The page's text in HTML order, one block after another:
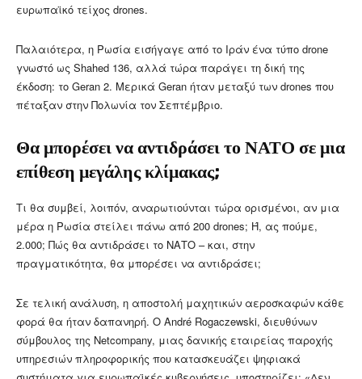
ευρωπαϊκό τείχος drones.
Παλαιότερα, η Ρωσία εισήγαγε από το Ιράν ένα τύπο drone
γνωστό ως Shahed 136, αλλά τώρα παράγει τη δική της
έκδοση: το Geran 2. Μερικά Geran ήταν μεταξύ των drones που
πέταξαν στην Πολωνία τον Σεπτέμβριο.
Θα μπορέσει να αντιδράσει το ΝΑΤΟ σε μια
επίθεση μεγάλης κλίμακας;
Τι θα συμβεί, λοιπόν, αναρωτιούνται τώρα ορισμένοι, αν μια
μέρα η Ρωσία στείλει πάνω από 200 drones; Ή, ας πούμε,
2.000; Πώς θα αντιδράσει το ΝΑΤΟ – και, στην
πραγματικότητα, θα μπορέσει να αντιδράσει;
Σε τελική ανάλυση, η αποστολή μαχητικών αεροσκαφών κάθε
φορά θα ήταν δαπανηρή. Ο André Rogaczewski, διευθύνων
σύμβουλος της Netcompany, μιας δανικής εταιρείας παροχής
υπηρεσιών πληροφορικής που κατασκευάζει ψηφιακά